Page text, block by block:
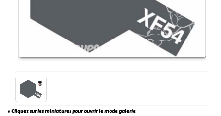
* Cliquez sur les miniatures pour ouvrir le mode galerie